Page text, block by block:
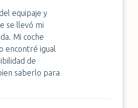
equipaje y
se llevó mi
Mi coche
encontré igual
de
saberlo para